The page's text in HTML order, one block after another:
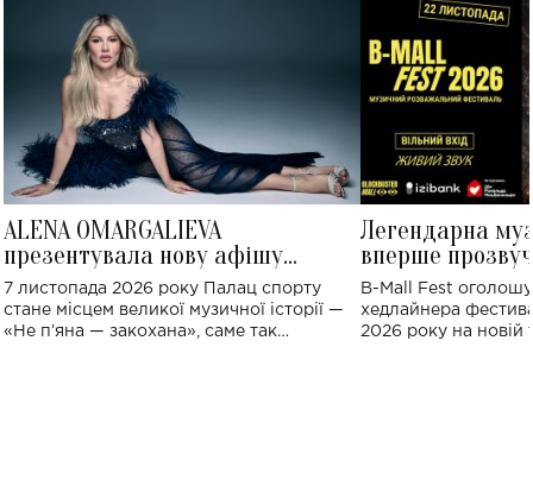
ALENA OMARGALIEVA
презентувала нову афішу
великого концерту в Палаці
спорту
7 листопада 2026 року Палац спорту
стане місцем великої музичної історії —
«Не пʼяна — закохана», саме так
Легендарна
вперше
Україні: де
B-Mall Fest
хедлайнера
2026 року на новій